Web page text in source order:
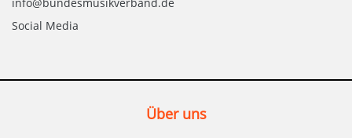
Social Media
Über uns